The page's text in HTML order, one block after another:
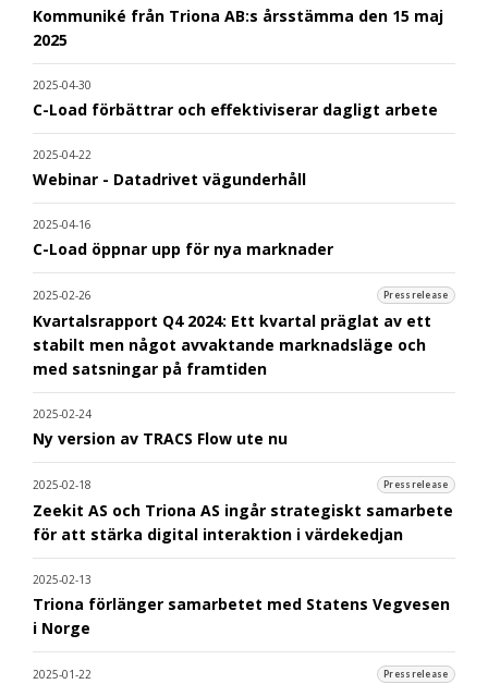
Kommuniké från Triona AB:s årsstämma den 15 maj
2025
2025-04-30
C-Load förbättrar och effektiviserar dagligt arbete
2025-04-22
Webinar - Datadrivet vägunderhåll
2025-04-16
C-Load öppnar upp för nya marknader
2025-02-26 Pressrelease
Kvartalsrapport Q4 2024: Ett kvartal präglat av ett
stabilt men något avvaktande marknadsläge och
med satsningar på framtiden
2025-02-24
Ny version av TRACS Flow ute nu
2025-02-18 Pressrelease
Zeekit AS och Triona AS ingår strategiskt samarbete
för att stärka digital interaktion i värdekedjan
2025-02-13
Triona förlänger samarbetet med Statens Vegvesen
i Norge
2025-01-22 Pressrelease